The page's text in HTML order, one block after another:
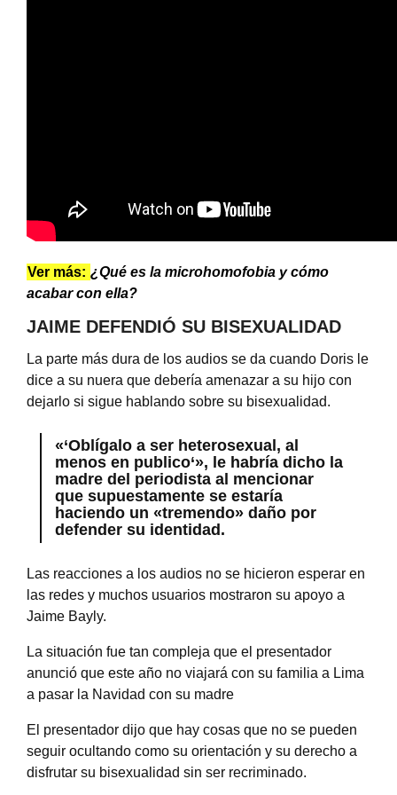
Ver más: ¿Qué es la microhomofobia y cómo
acabar con ella?
JAIME DEFENDIÓ SU BISEXUALIDAD
La parte más dura de los audios se da cuando Doris le
dice a su nuera que debería amenazar a su hijo con
dejarlo si sigue hablando sobre su bisexualidad.
«‘Oblígalo a ser heterosexual, al
menos en publico‘», le habría dicho la
madre del periodista al mencionar
que supuestamente se estaría
haciendo un «tremendo» daño por
defender su identidad.
Las reacciones a los audios no se hicieron esperar en
las redes y muchos usuarios mostraron su apoyo a
Jaime Bayly.
La situación fue tan compleja que el presentador
anunció que este año no viajará con su familia a Lima
a pasar la Navidad con su madre
El presentador dijo que hay cosas que no se pueden
seguir ocultando como su orientación y su derecho a
disfrutar su bisexualidad sin ser recriminado.